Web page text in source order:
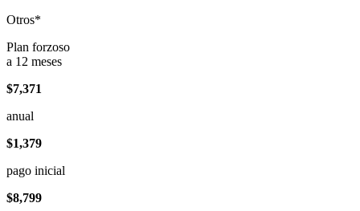
Otros*
Plan forzoso
a 12 meses
$7,371
anual
$1,379
pago inicial
$8,799